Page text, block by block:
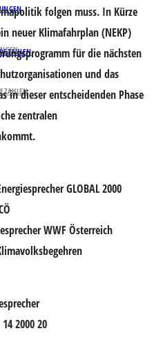
folgen muss. In Kürze
neuer Klimafahrplan (NEKP)
für die nächsten
und das
in dieser entscheidenden Phase
zentralen
GLOBAL 2000
WWF Österreich
2000 20